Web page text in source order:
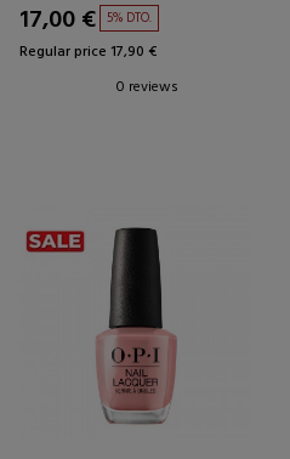
17,00 € 5% DTO.
Regular price 17,90 €
0 reviews